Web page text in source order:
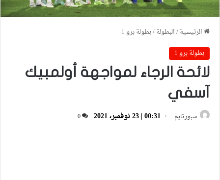
الرئيسية/البطولة/بطولة برو 1
بطولة برو 1
لائحة الرجاء لمواجهة أولمبيك
آسفي
سبورتايم 00:31 | 23 نوفمبر، 2021 0